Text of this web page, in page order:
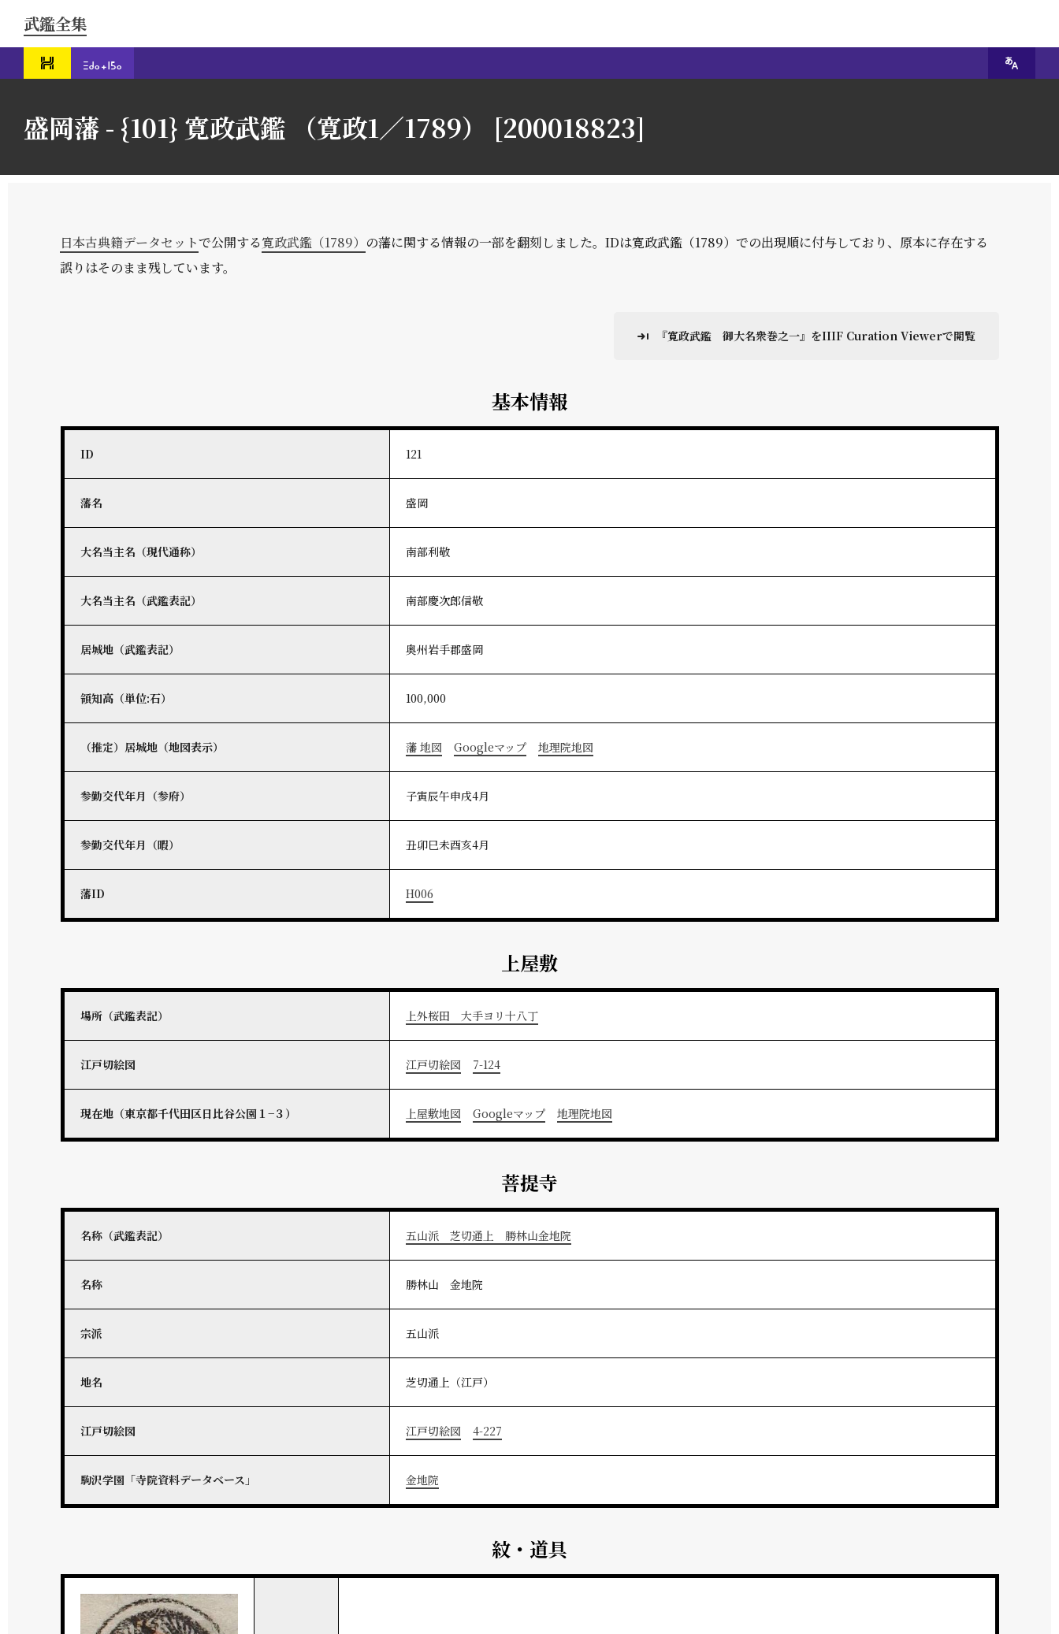
武鑑全集
盛岡藩 - {101} 寛政武鑑 （寛政1／1789） [200018823]
日本古典籍データセットで公開する寛政武鑑（1789） の藩に関する情報の一部を翻刻しました。IDは寛政武鑑（1789）での出現順に付与しており、原本に存在する
誤りはそのまま残しています。
『寛政武鑑 御大名衆巻之一』をIIIF Curation Viewerで閲覧
基本情報
ID 121
藩名 盛岡
大名当主名（現代通称） 南部利敬
大名当主名（武鑑表記） 南部慶次郎信敬
居城地（武鑑表記） 奥州岩手郡盛岡
領知高（単位:石） 100,000
（推定）居城地（地図表示） 藩 地図 Googleマップ 地理院地図
参勤交代年月（参府） 子寅辰午申戌4月
参勤交代年月（暇） 丑卯巳未酉亥4月
藩ID H006
上屋敷
場所（武鑑表記） 上外桜田 大手ヨリ十八丁
江戸切絵図 江戸切絵図 7-124
現在地（東京都千代田区日比谷公園１−３） 上屋敷地図 Googleマップ 地理院地図
菩提寺
名称（武鑑表記） 五山派 芝切通上 勝林山金地院
名称 勝林山 金地院
宗派 五山派
地名 芝切通上（江戸）
江戸切絵図 江戸切絵図 4-227
駒沢学園「寺院資料データベース」 金地院
紋・道具